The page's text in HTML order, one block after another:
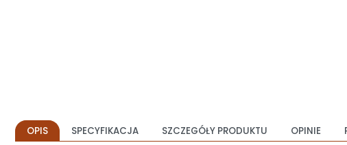
OPIS SPECYFIKACJA SZCZEGÓŁY PRODUKTU OPINIE